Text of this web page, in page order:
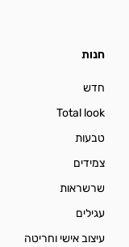
חנות
חדש
Total look
טבעות
צמידים
שרשראות
עגילים
עיצוב אישי וחריטה